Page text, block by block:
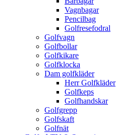
Vagnbagar
Pencilbag
Golfresefodral
Golfvagn
Golfbollar
Golfkikare
Golfklocka
Dam golfkläder
Herr Golfkläder
Golfkeps
Golfhandskar
Golfgrepp
Golfskaft
Golfnät